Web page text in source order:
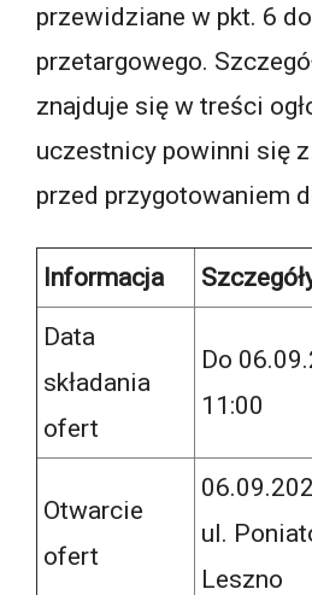
przewidziane w pkt. 6
przetargowego.
znajduje się w treści
uczestnicy powinni się
przed przygotowaniem
Informacja
Data
składania
ofert
Do
11:00
Otwarcie
ofert
ul.
Leszno